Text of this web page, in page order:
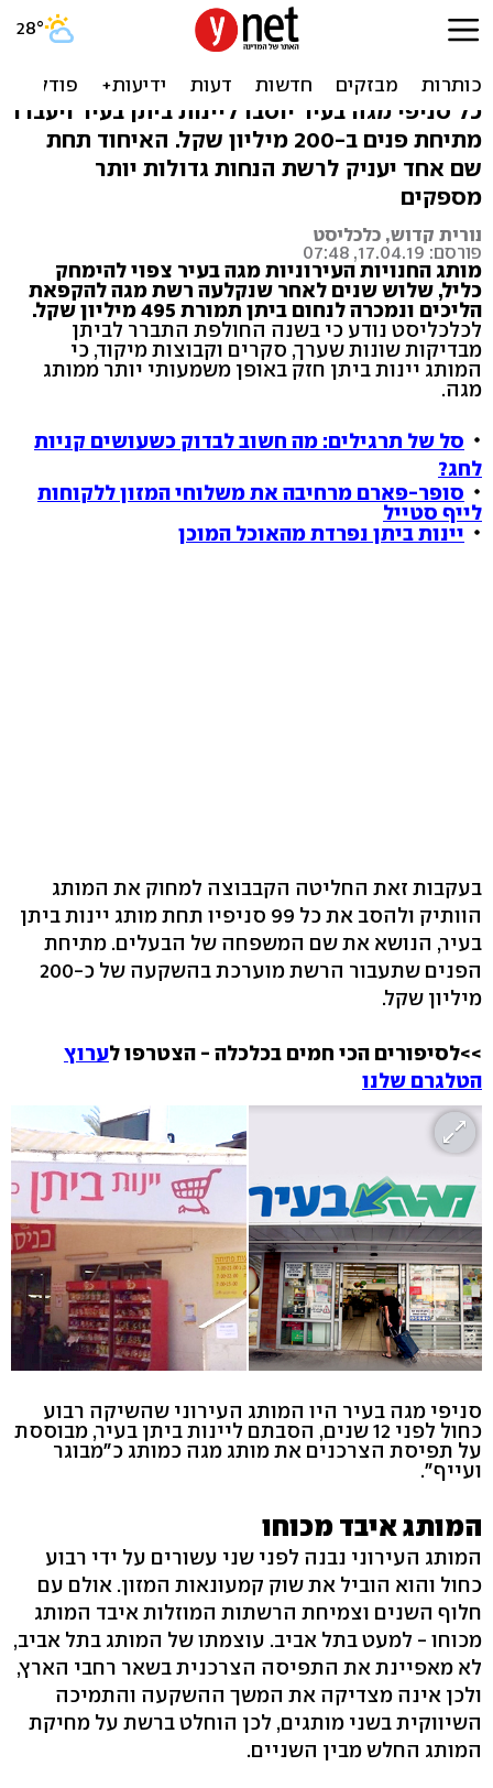
רשת יינות ביתן מחסלת את
מותג מגה בעיר
כל סניפי מגה בעיר יוסבו ליינות ביתן בעיר ויעברו
מתיחת פנים ב-200 מיליון שקל. האיחוד תחת
שם אחד יעניק לרשת הנחות גדולות יותר
מספקים
נורית קדוש, כלכליסט
פורסם: 17.04.19, 07:48
מותג החנויות העירוניות מגה בעיר צפוי להימחק
כליל, שלוש שנים לאחר שנקלעה רשת מגה להקפאת
הליכים ונמכרה לנחום ביתן תמורת 495 מיליון שקל.
לכלכליסט נודע כי בשנה החולפת התברר לביתן
מבדיקות שונות שערך, סקרים וקבוצות מיקוד, כי
המותג יינות ביתן חזק באופן משמעותי יותר ממותג
מגה.
סל של תרגילים: מה חשוב לבדוק כשעושים קניות
לחג?
סופר-פארם מרחיבה את משלוחי המזון ללקוחות
לייף סטייל
יינות ביתן נפרדת מהאוכל המוכן
בעקבות זאת החליטה הקבבוצה למחוק את המותג
הוותיק ולהסב את כל 99 סניפיו תחת מותג יינות ביתן
בעיר, הנושא את שם המשפחה של הבעלים. מתיחת
הפנים שתעבור הרשת מוערכת בהשקעה של כ-200
מיליון שקל.
>>לסיפורים הכי חמים בכלכלה - הצטרפו לערוץ
הטלגרם שלנו
סניפי מגה בעיר היו המותג העירוני שהשיקה רבוע
כחול לפני 12 שנים, הסבתם ליינות ביתן בעיר, מבוססת
על תפיסת הצרכנים את מותג מגה כמותג כ"מבוגר
ועייף".
המותג איבד מכוחו
המותג העירוני נבנה לפני שני עשורים על ידי רבוע
כחול והוא הוביל את שוק קמעונאות המזון. אולם עם
חלוף השנים וצמיחת הרשתות המוזלות איבד המותג
מכוחו - למעט בתל אביב. עוצמתו של המותג בתל אביב,
לא מאפיינת את התפיסה הצרכנית בשאר רחבי הארץ,
ולכן אינה מצדיקה את המשך ההשקעה והתמיכה
השיווקית בשני מותגים, לכן הוחלט ברשת על מחיקת
המותג החלש מבין השניים.